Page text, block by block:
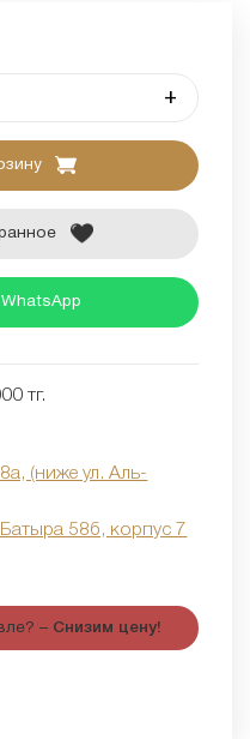
+
тг.
(ниже ул. Аль-
58б, корпус 7
– Снизим цену!